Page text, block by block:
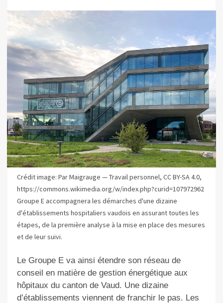
Crédit image: Par Maigrauge — Travail personnel, CC BY-SA 4.0,
https://commons.wikimedia.org/w/index.php?curid=107972962
Groupe E accompagnera les démarches d'une dizaine
d'établissements hospitaliers vaudois en assurant toutes les
étapes, de la première analyse à la mise en place des mesures
et de leur suivi.
Le Groupe E va ainsi étendre son réseau de
conseil en matière de gestion énergétique aux
hôpitaux du canton de Vaud. Une dizaine
d’établissements viennent de franchir le pas. Les